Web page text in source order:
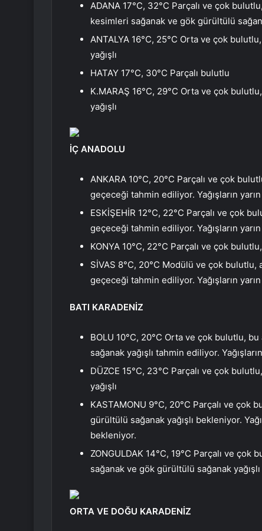
ADANA 17°C, 32°C Parçalı ve çok
kesimleri sağanak ve gök gürültülü
ANTALYA 16°C, 25°C Orta ve çok
yağışlı
HATAY 17°C, 30°C Parçalı bulutlu
K.MARAŞ 16°C, 29°C Orta ve çok
yağışlı
İÇ ANADOLU
ANKARA 10°C, 20°C Parçalı ve çok
geçeceği tahmin ediliyor. Yağışların
ESKİŞEHİR 12°C, 22°C Parçalı ve çok
geçeceği tahmin ediliyor. Yağışların
KONYA 10°C, 22°C Parçalı ve çok
SİVAS 8°C, 20°C Modülü ve çok bulutlu,
geçeceği tahmin ediliyor. Yağışların
BATI KARADENİZ
BOLU 10°C, 20°C Orta ve çok bulutlu,
sağanak yağışlı tahmin ediliyor.
DÜZCE 15°C, 23°C Parçalı ve çok
yağışlı
KASTAMONU 9°C, 20°C Parçalı ve çok
gürültülü sağanak yağışlı bekleniyor.
bekleniyor.
ZONGULDAK 14°C, 19°C Parçalı ve
sağanak ve gök gürültülü sağanak yağışlı
ORTA VE DOĞU KARADENİZ